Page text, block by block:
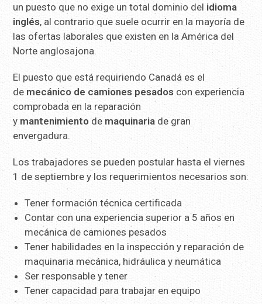
un puesto que no exige un total dominio del idioma
inglés, al contrario que suele ocurrir en la mayoría de
las ofertas laborales que existen en la América del
Norte anglosajona.
El puesto que está requiriendo Canadá es el
de mecánico de camiones pesados con experiencia
comprobada en la reparación
y mantenimiento de maquinaria de gran
envergadura.
Los trabajadores se pueden postular hasta el viernes
1 de septiembre y los requerimientos necesarios son:
Tener formación técnica certificada
Contar con una experiencia superior a 5 años en
mecánica de camiones pesados
Tener habilidades en la inspección y reparación de
maquinaria mecánica, hidráulica y neumática
Ser responsable y tener
Tener capacidad para trabajar en equipo